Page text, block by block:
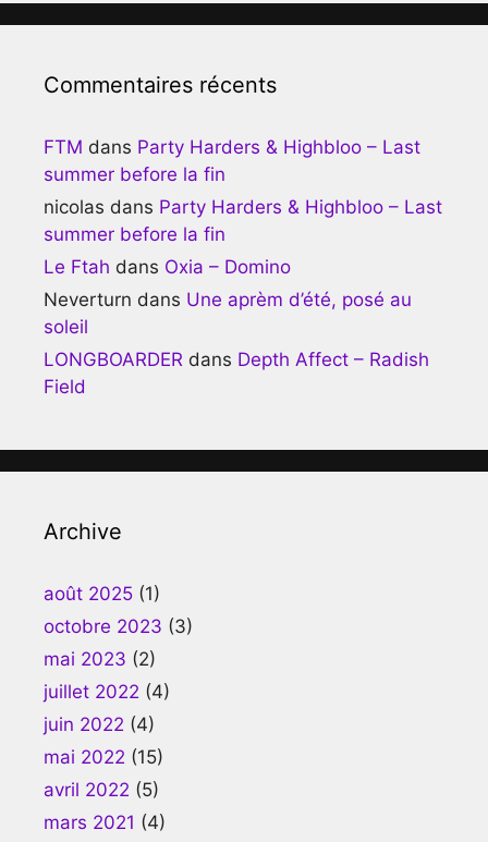
Commentaires récents
FTM dans Party Harders & Highbloo – Last
summer before la fin
nicolas dans Party Harders & Highbloo – Last
summer before la fin
Le Ftah dans Oxia – Domino
Neverturn dans Une aprèm d’été, posé au
soleil
LONGBOARDER dans Depth Affect – Radish
Field
Archive
août 2025 (1)
octobre 2023 (3)
mai 2023 (2)
juillet 2022 (4)
juin 2022 (4)
mai 2022 (15)
avril 2022 (5)
mars 2021 (4)